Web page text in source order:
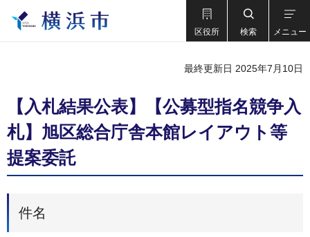
区役所 検索 メニュー
最終更新日 2025年7月10日
【入札結果公表】【公募型指名競争入
札】旭区総合庁舎本館レイアウト等
提案委託
件名